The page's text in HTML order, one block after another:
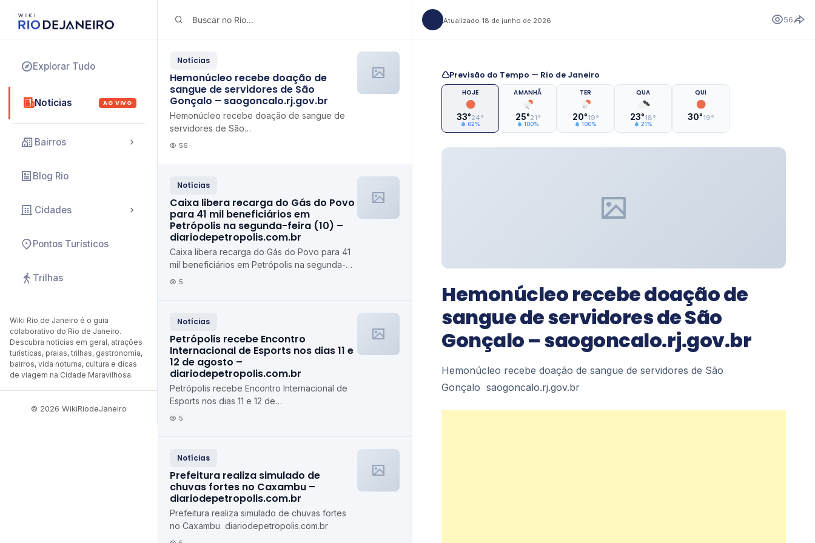
Explorar Tudo
Notícias AO VIVO
Bairros
Blog Rio
Cidades
Pontos Turísticos
Trilhas
Wiki Rio de Janeiro é o guia
colaborativo do Rio de Janeiro.
Descubra notícias em geral, atrações
turísticas, praias, trilhas, gastronomia,
bairros, vida noturna, cultura e dicas
de viagem na Cidade Maravilhosa.
© 2026 WikiRiodeJaneiro
Notícias
Hemonúcleo recebe doação de
sangue de servidores de São
Gonçalo – saogoncalo.rj.gov.br
Hemonúcleo recebe doação de sangue de
servidores de São
Gonçalo saogoncalo.rj.gov.br
56
Notícias
Caixa libera recarga do Gás do Povo
para 41 mil beneficiários em
Petrópolis na segunda-feira (10) –
diariodepetropolis.com.br
Caixa libera recarga do Gás do Povo para 41
mil beneficiários em Petrópolis na segunda-
feira (10) diariodepetropolis.com.br
5
Notícias
Petrópolis recebe Encontro
Internacional de Esports nos dias 11 e
12 de agosto –
diariodepetropolis.com.br
Petrópolis recebe Encontro Internacional de
Esports nos dias 11 e 12 de
agosto diariodepetropolis.com.br
5
Notícias
Prefeitura realiza simulado de
chuvas fortes no Caxambu –
diariodepetropolis.com.br
Prefeitura realiza simulado de chuvas fortes
no Caxambu diariodepetropolis.com.br
Atualizado 18 de junho de 2026 56
Previsão do Tempo — Rio de Janeiro
HOJE
33°24°
62%
AMANHÃ
25°21°
100%
TER
20°19°
100%
QUA
23°18°
21%
QUI
30°19°
Hemonúcleo recebe doação de
sangue de servidores de São
Gonçalo – saogoncalo.rj.gov.br
Hemonúcleo recebe doação de sangue de servidores de São
Gonçalo saogoncalo.rj.gov.br